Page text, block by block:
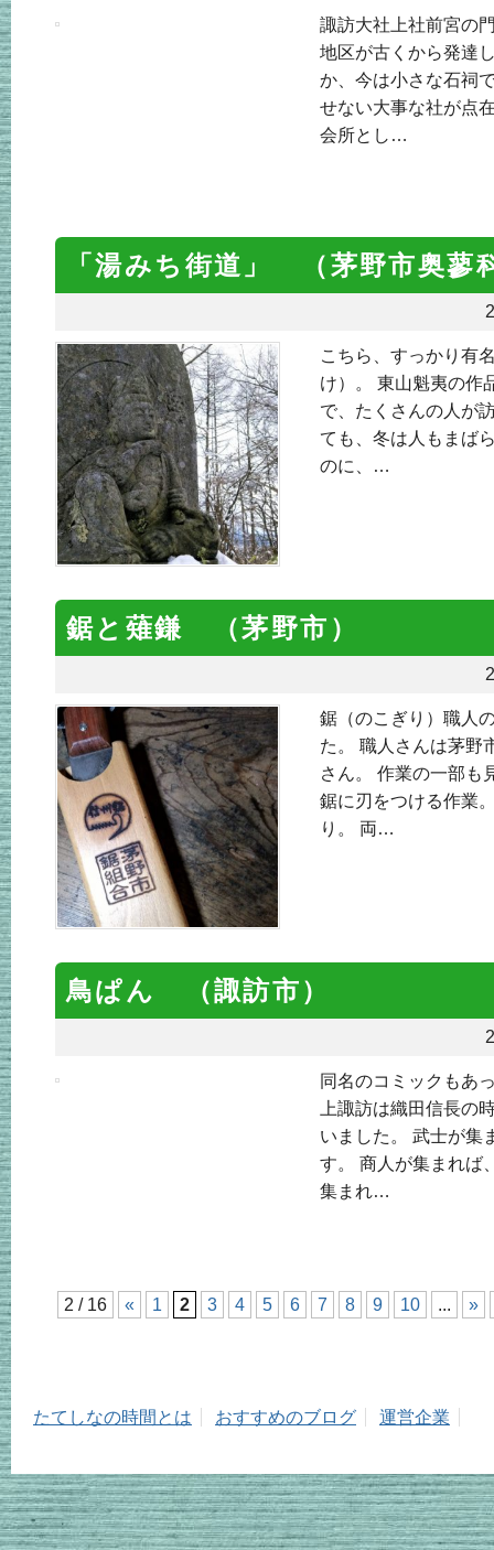
諏訪大社上社前宮の
地区が古くから発達
か、今は小さな石祠
せない大事な社が点
会所とし…
「湯みち街道」 （茅野市奥蓼
こちら、すっかり有
け）。 東山魁夷の作
で、たくさんの人が
ても、冬は人もまば
のに、…
鋸と薙鎌 （茅野市）
鋸（のこぎり）職人
た。 職人さんは茅野
さん。 作業の一部も
鋸に刃をつける作業
り。 両…
鳥ぱん （諏訪市）
同名のコミックもあ
上諏訪は織田信長の
いました。 武士が集
す。 商人が集まれば
集まれ…
2 / 16 « 1 2 3 4 5 6 7 8 9 10 ... »
たてしなの時間とは おすすめのブログ 運営企業